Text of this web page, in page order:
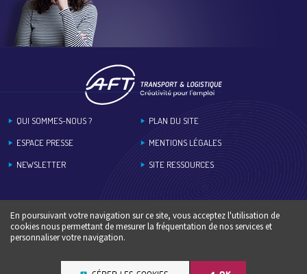
QUI SOMMES-NOUS ?
ESPACE PRESSE
NEWSLETTER
PLAN DU SITE
MENTIONS LÉGALES
SITE RESSOURCES
En poursuivant votre navigation sur ce site, vous acceptez l'utilisation de
cookies nous permettant de mesurer la fréquentation de nos services et
personnaliser votre navigation.